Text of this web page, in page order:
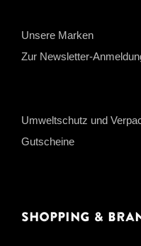
Unsere Marken
Zur Newsletter-
Umweltschutz und
Gutscheine
Shopping &